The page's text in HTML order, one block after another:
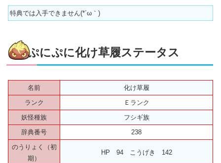
特典では入手できません(*´ω｀)
ぷにぷに化け草履ステータス
名前
化け草履
ランク
Ｅランク
妖怪種族
フシギ族
辞典番号
238
のうりょく（初
期）
HP 94 こうげき 142